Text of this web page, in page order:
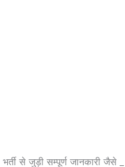
भर्ती से जुड़ी सम्पूर्ण जानकारी जैसे _